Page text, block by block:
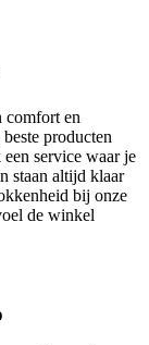
comfort en
producten
service waar je
staan altijd klaar
bij onze
de winkel